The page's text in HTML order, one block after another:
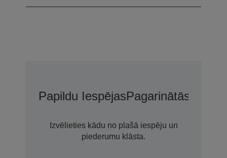
Papildu IespējasPagarinātās
Izvēlieties kādu no plašā iespēju un
piederumu klāsta.